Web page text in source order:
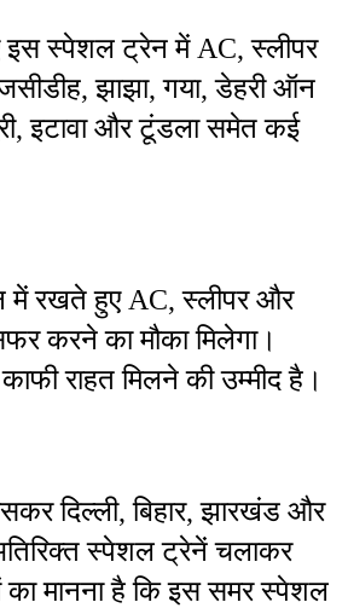
इस स्पेशल ट्रेन में AC, स्लीपर
झाझा, गया, डेहरी ऑन
इटावा और टूंडला समेत कई
में रखते हुए AC, स्लीपर और
करने का मौका मिलेगा।
राहत मिलने की उम्मीद है।
दिल्ली, बिहार, झारखंड और
स्पेशल ट्रेनें चलाकर
का मानना है कि इस समर स्पेशल